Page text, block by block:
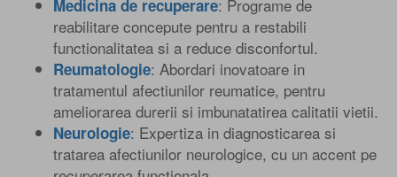
Medicina de recuperare: Programe de
reabilitare concepute pentru a restabili
functionalitatea si a reduce disconfortul.
Reumatologie: Abordari inovatoare in
tratamentul afectiunilor reumatice, pentru
ameliorarea durerii si imbunatatirea calitatii vietii.
Neurologie: Expertiza in diagnosticarea si
tratarea afectiunilor neurologice, cu un accent pe